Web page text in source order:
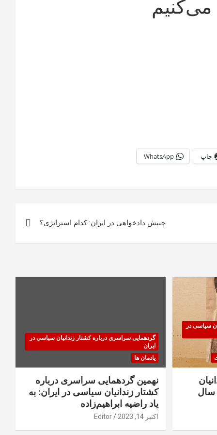
می‌کنیم
چاپ WhatsApp
جنبش دادخواهی در ایران: کدام استراتژی؟
سیاسی در
گردهمایی سراسری درباره کشتار زندانیان سیاسی در
ایران
یادمان ها
نهمین گردهمایی سراسری درباره
کشتار زندانیان سیاسی در ایران: به
یاد راضیه ابراهیم‌زاده
اکتبر 14, 2023 Editor